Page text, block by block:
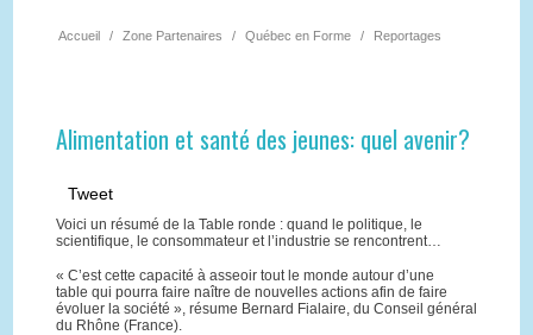
Accueil / Zone Partenaires / Québec en Forme / Reportages
Alimentation et santé des jeunes: quel avenir?
Tweet
Voici un résumé de la Table ronde : quand le politique, le
scientifique, le consommateur et l’industrie se rencontrent…
« C’est cette capacité à asseoir tout le monde autour d’une
table qui pourra faire naître de nouvelles actions afin de faire
évoluer la société », résume Bernard Fialaire, du Conseil général
du Rhône (France).